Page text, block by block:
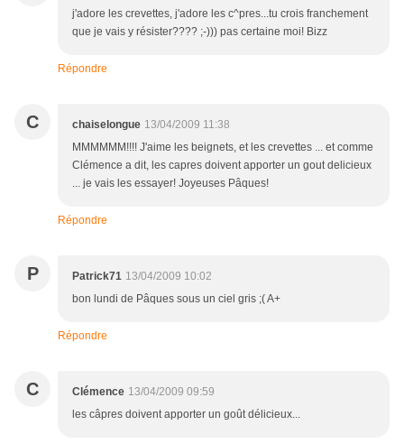
j'adore les crevettes, j'adore les c^pres...tu crois franchement
que je vais y résister???? ;-))) pas certaine moi! Bizz
Répondre
C chaiselongue 13/04/2009 11:38
MMMMMM!!!! J'aime les beignets, et les crevettes ... et comme
Clémence a dit, les capres doivent apporter un gout delicieux
... je vais les essayer! Joyeuses Pâques!
Répondre
P Patrick71 13/04/2009 10:02
bon lundi de Pâques sous un ciel gris ;( A+
Répondre
C Clémence 13/04/2009 09:59
les câpres doivent apporter un goût délicieux...